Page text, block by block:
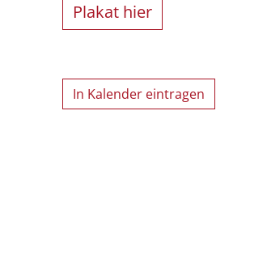
Plakat hier
In Kalender eintragen